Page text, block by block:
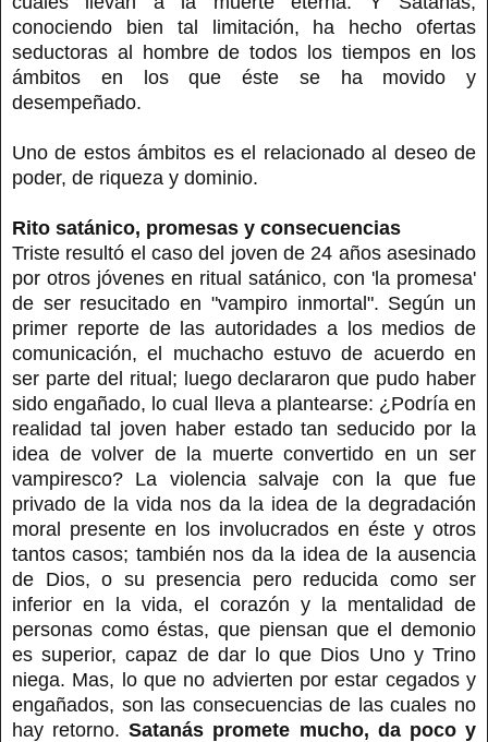
conociendo bien tal limitación, ha hecho ofertas
seductoras al hombre de todos los tiempos en los
ámbitos en los que éste se ha movido y
desempeñado.
Uno de estos ámbitos es el relacionado al deseo de
poder, de riqueza y dominio.
Rito satánico, promesas y consecuencias
Triste resultó el caso del joven de 24 años asesinado
por otros jóvenes en ritual satánico, con 'la promesa'
de ser resucitado en "vampiro inmortal". Según un
primer reporte de las autoridades a los medios de
comunicación, el muchacho estuvo de acuerdo en
ser parte del ritual; luego declararon que pudo haber
sido engañado, lo cual lleva a plantearse: ¿Podría en
realidad tal joven haber estado tan seducido por la
idea de volver de la muerte convertido en un ser
vampiresco? La violencia salvaje con la que fue
privado de la vida nos da la idea de la degradación
moral presente en los involucrados en éste y otros
tantos casos; también nos da la idea de la ausencia
de Dios, o su presencia pero reducida como ser
inferior en la vida, el corazón y la mentalidad de
personas como éstas, que piensan que el demonio
es superior, capaz de dar lo que Dios Uno y Trino
niega. Mas, lo que no advierten por estar cegados y
engañados, son las consecuencias de las cuales no
hay retorno.Satanás promete mucho, da poco y